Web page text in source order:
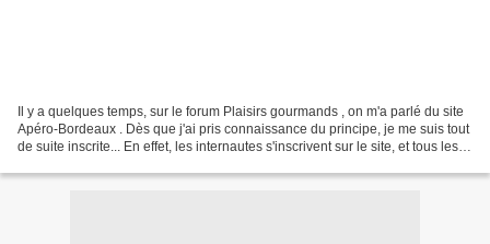
Il y a quelques temps, sur le forum Plaisirs gourmands , on m'a parlé du site
Apéro-Bordeaux . Dès que j'ai pris connaissance du principe, je me suis tout
de suite inscrite... En effet, les internautes s'inscrivent sur le site, et tous les